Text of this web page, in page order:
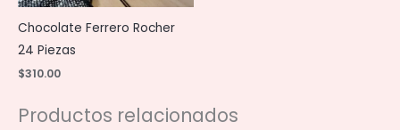
Chocolate Ferrero Rocher
24 Piezas
$310.00
Productos relacionados